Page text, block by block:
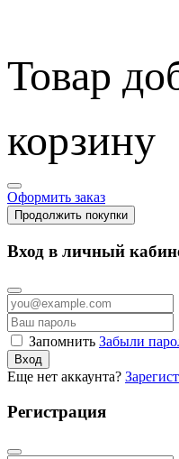
Товар
корзину
Оформить заказ
Продолжить покупки
Вход в личный
Запомнить Забыли
Вход
Еще нет аккаунта?
Регистрация